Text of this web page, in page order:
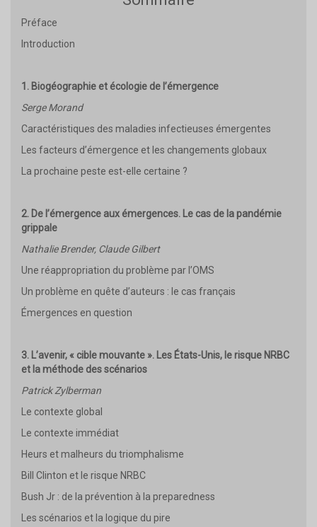
Préface
Introduction
1. Biogéographie et écologie de l’émergence
Serge Morand
Caractéristiques des maladies infectieuses émergentes
Les facteurs d’émergence et les changements globaux
La prochaine peste est-elle certaine ?
2. De l’émergence aux émergences. Le cas de la pandémie
grippale
Nathalie Brender, Claude Gilbert
Une réappropriation du problème par l’OMS
Un problème en quête d’auteurs : le cas français
Émergences en question
3. L’avenir, « cible mouvante ». Les États-Unis, le risque NRBC
et la méthode des scénarios
Patrick Zylberman
Le contexte global
Le contexte immédiat
Heurs et malheurs du triomphalisme
Bill Clinton et le risque NRBC
Bush Jr : de la prévention à la preparedness
Les scénarios et la logique du pire